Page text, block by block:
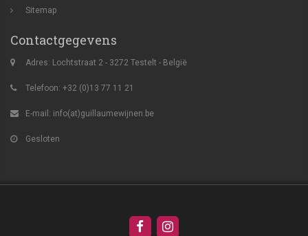
Sitemap
Contactgegevens
Adres: Lochtstraat 2 - 3272 Testelt - België
Telefoon: +32 (0)13 77 11 21
E-mail: info(at)guillaumewijnen.be
Gesloten